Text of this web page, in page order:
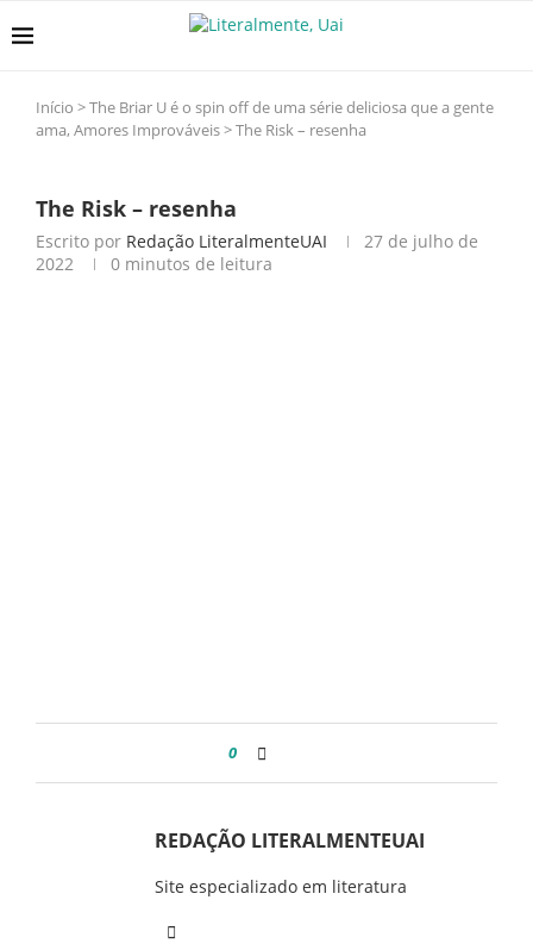
Início >The Briar U é o spin off de uma série deliciosa que a gente
ama, Amores Improváveis>The Risk – resenha
The Risk – resenha
Escrito por Redação LiteralmenteUAI
27 de julho de
2022
0 minutos de leitura
0
REDAÇÃO LITERALMENTEUAI
Site especializado em literatura